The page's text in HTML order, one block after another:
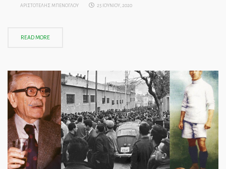
ΑΡΙΣΤΟΤΕΛΗΣ ΜΠΕΝΟΓΛΟΥ 25 ΙΟΥΝΙΟΥ, 2020
READ MORE